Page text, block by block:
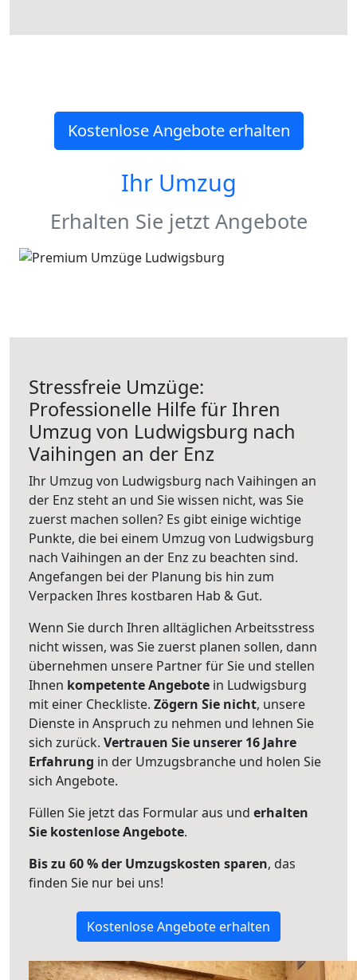
Kostenlose Angebote erhalten
Ihr Umzug
Erhalten Sie jetzt Angebote
Stressfreie Umzüge:
Professionelle Hilfe für Ihren
Umzug von Ludwigsburg nach
Vaihingen an der Enz
Ihr Umzug von Ludwigsburg nach Vaihingen an
der Enz steht an und Sie wissen nicht, was Sie
zuerst machen sollen? Es gibt einige wichtige
Punkte, die bei einem Umzug von Ludwigsburg
nach Vaihingen an der Enz zu beachten sind.
Angefangen bei der Planung bis hin zum
Verpacken Ihres kostbaren Hab & Gut.
Wenn Sie durch Ihren alltäglichen Arbeitsstress
nicht wissen, was Sie zuerst planen sollen, dann
übernehmen unsere Partner für Sie und stellen
Ihnen kompetente Angebote in Ludwigsburg
mit einer Checkliste. Zögern Sie nicht, unsere
Dienste in Anspruch zu nehmen und lehnen Sie
sich zurück. Vertrauen Sie unserer 16 Jahre
Erfahrung in der Umzugsbranche und holen Sie
sich Angebote.
Füllen Sie jetzt das Formular aus und erhalten
Sie kostenlose Angebote.
Bis zu 60 % der Umzugskosten sparen, das
finden Sie nur bei uns!
Kostenlose Angebote erhalten